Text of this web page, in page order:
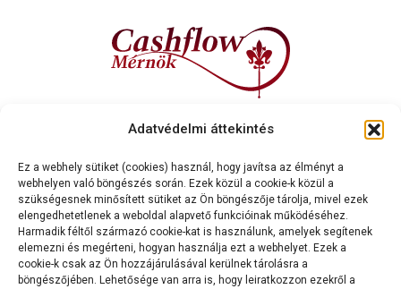
Adatvédelmi áttekintés
Ez a webhely sütiket (cookies) használ, hogy javítsa az élményt a
webhelyen való böngészés során. Ezek közül a cookie-k közül a
szükségesnek minősített sütiket az Ön böngészője tárolja, mivel ezek
elengedhetetlenek a weboldal alapvető funkcióinak működéséhez.
Harmadik féltől származó cookie-kat is használunk, amelyek segítenek
elemezni és megérteni, hogyan használja ezt a webhelyet. Ezek a
cookie-k csak az Ön hozzájárulásával kerülnek tárolásra a
böngészőjében. Lehetősége van arra is, hogy leiratkozzon ezekről a
Kapcsolat
2120 Dunakeszi, Dr. Brusznyai Árpád utca 3. Fszt. 2.
+36 70 334 5177
cashflowmernok@gmail.com